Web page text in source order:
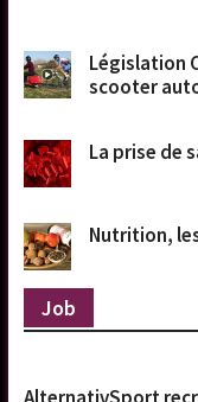
Législation
scooter
La prise de
Nutrition,
Job